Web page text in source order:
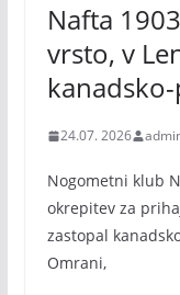
Nafta
vrsto, v
24.07. 2026
Nogometni klub
okrepitev za
zastopal
Omrani,